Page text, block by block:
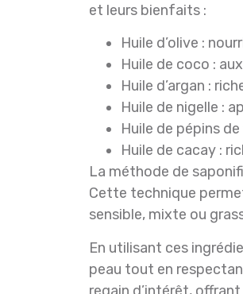
et leurs bienfaits :
Huile d’olive :
Huile de coco :
Huile d’argan :
Huile de nigelle :
Huile de pépins
Huile de cacay :
La méthode de
Cette technique
sensible, mixte ou
En utilisant ces
peau tout en